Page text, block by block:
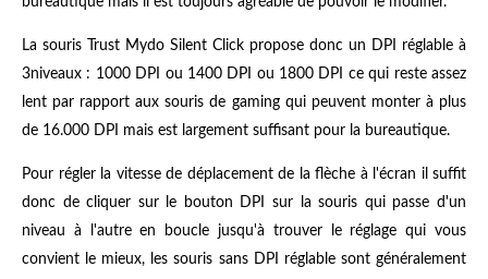
La souris Trust Mydo Silent Click propose donc un DPI réglable à
3niveaux : 1000 DPI ou 1400 DPI ou 1800 DPI ce qui reste assez
lent par rapport aux souris de gaming qui peuvent monter à plus
de 16.000 DPI mais est largement suffisant pour la bureautique.
Pour régler la vitesse de déplacement de la flèche à l'écran il suffit
donc de cliquer sur le bouton DPI sur la souris qui passe d'un
niveau à l'autre en boucle jusqu'à trouver le réglage qui vous
convient le mieux, les souris sans DPI réglable sont généralement